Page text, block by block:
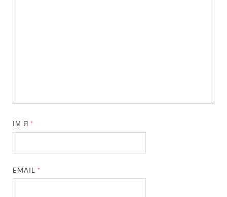
ІМ'Я *
EMAIL *